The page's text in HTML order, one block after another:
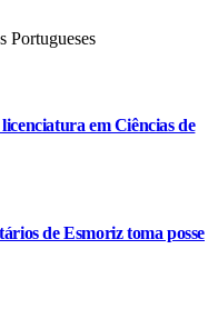
em Ciências de
de Esmoriz toma posse